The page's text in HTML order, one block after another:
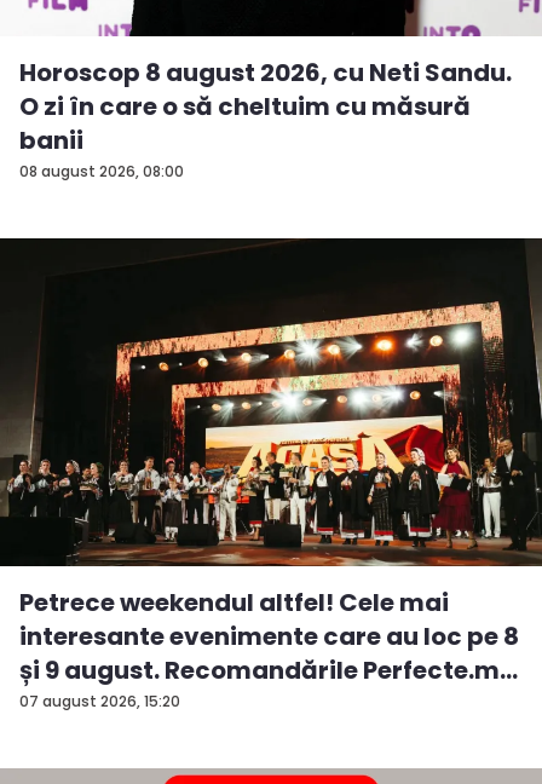
08 august 2026, 08:00
Horoscop 8 august 2026, cu Neti Sandu.
O zi în care o să cheltuim cu măsură
banii
07 august 2026, 15:20
Petrece weekendul altfel! Cele mai
interesante evenimente care au loc pe 8
și 9 august. Recomandările Perfecte.m...